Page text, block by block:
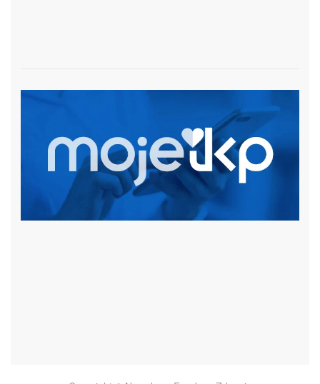
czytaj więcej